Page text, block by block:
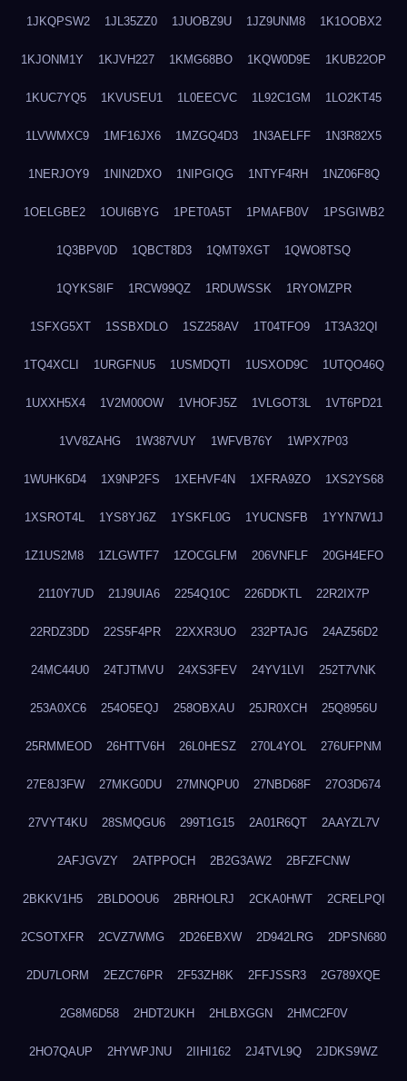
1JKQPSW2 1JL35ZZ0 1JUOBZ9U 1JZ9UNM8 1K1OOBX2
1KJONM1Y 1KJVH227 1KMG68BO 1KQW0D9E 1KUB22OP
1KUC7YQ5 1KVUSEU1 1L0EECVC 1L92C1GM 1LO2KT45
1LVWMXC9 1MF16JX6 1MZGQ4D3 1N3AELFF 1N3R82X5
1NERJOY9 1NIN2DXO 1NIPGIQG 1NTYF4RH 1NZ06F8Q
1OELGBE2 1OUI6BYG 1PET0A5T 1PMAFB0V 1PSGIWB2
1Q3BPV0D 1QBCT8D3 1QMT9XGT 1QWO8TSQ
1QYKS8IF 1RCW99QZ 1RDUWSSK 1RYOMZPR
1SFXG5XT 1SSBXDLO 1SZ258AV 1T04TFO9 1T3A32QI
1TQ4XCLI 1URGFNU5 1USMDQTI 1USXOD9C 1UTQO46Q
1UXXH5X4 1V2M00OW 1VHOFJ5Z 1VLGOT3L 1VT6PD21
1VV8ZAHG 1W387VUY 1WFVB76Y 1WPX7P03
1WUHK6D4 1X9NP2FS 1XEHVF4N 1XFRA9ZO 1XS2YS68
1XSROT4L 1YS8YJ6Z 1YSKFL0G 1YUCNSFB 1YYN7W1J
1Z1US2M8 1ZLGWTF7 1ZOCGLFM 206VNFLF 20GH4EFO
2110Y7UD 21J9UIA6 2254Q10C 226DDKTL 22R2IX7P
22RDZ3DD 22S5F4PR 22XXR3UO 232PTAJG 24AZ56D2
24MC44U0 24TJTMVU 24XS3FEV 24YV1LVI 252T7VNK
253A0XC6 254O5EQJ 258OBXAU 25JR0XCH 25Q8956U
25RMMEOD 26HTTV6H 26L0HESZ 270L4YOL 276UFPNM
27E8J3FW 27MKG0DU 27MNQPU0 27NBD68F 27O3D674
27VYT4KU 28SMQGU6 299T1G15 2A01R6QT 2AAYZL7V
2AFJGVZY 2ATPPOCH 2B2G3AW2 2BFZFCNW
2BKKV1H5 2BLDOOU6 2BRHOLRJ 2CKA0HWT 2CRELPQI
2CSOTXFR 2CVZ7WMG 2D26EBXW 2D942LRG 2DPSN680
2DU7LORM 2EZC76PR 2F53ZH8K 2FFJSSR3 2G789XQE
2G8M6D58 2HDT2UKH 2HLBXGGN 2HMC2F0V
2HO7QAUP 2HYWPJNU 2IIHI162 2J4TVL9Q 2JDKS9WZ